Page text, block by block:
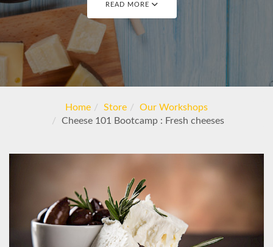
READ MORE
Home Store
Our Workshops
Cheese 101 Bootcamp : Fresh cheeses